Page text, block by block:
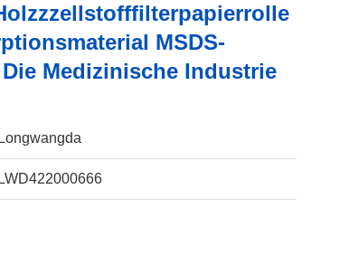
MSDS-
Medizinische Industrie
Longwangda
LWD422000666